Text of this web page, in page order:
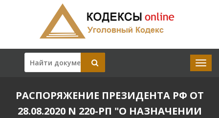
РАСПОРЯЖЕНИЕ ПРЕЗИДЕНТА РФ ОТ
28.08.2020 N 220-РП "О НАЗНАЧЕНИИ